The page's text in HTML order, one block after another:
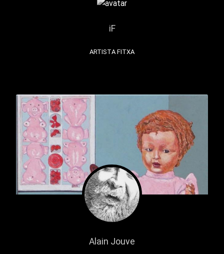
iF
ARTISTA FITXA
Alain Jouve